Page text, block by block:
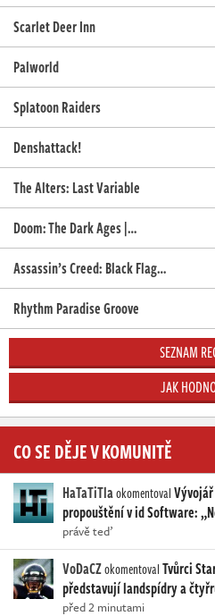
Scarlet Deer Inn
Palworld
Splatoon Raiders
Denshattack!
The Alters: Last Variable
Doom: The Dark Ages |…
Assassin’s Creed: Black Flag…
Rhythm Paradise Groove
SEZNAM
JAK
CO SE DĚJE V KOMUNITĚ
HaTaTiTlaokomentoval
propouštění v id Software:
právě teď
VoDaCZokomentovalTvůrci
představují landspídry a
před 2 minutami